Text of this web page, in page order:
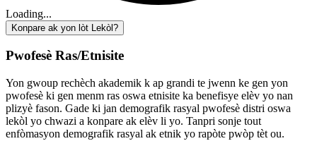
Loading...
Konpare ak yon lòt Lekòl?
Pwofesè Ras/Etnisite
Yon gwoup rechèch akademik k ap grandi te jwenn ke gen yon
pwofesè ki gen menm ras oswa etnisite ka benefisye elèv yo nan
plizyè fason. Gade ki jan demografik rasyal pwofesè distri oswa
lekòl yo chwazi a konpare ak elèv li yo. Tanpri sonje tout
enfòmasyon demografik rasyal ak etnik yo rapòte pwòp tèt ou.